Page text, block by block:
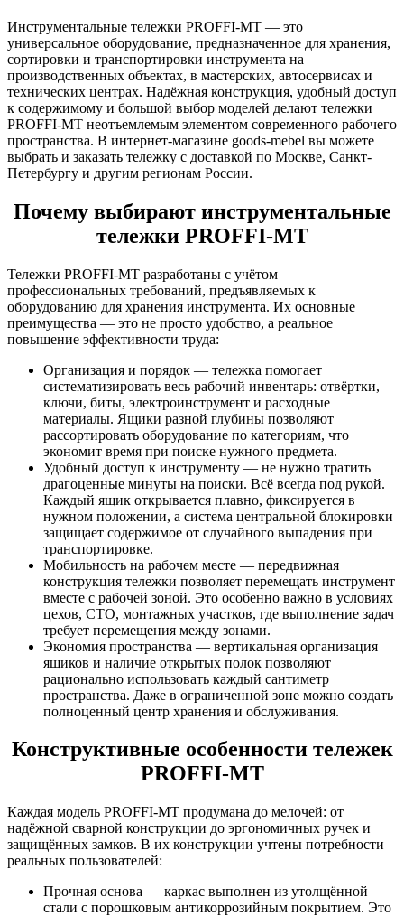
Инструментальные тележки PROFFI-MT — это
универсальное оборудование, предназначенное для хранения,
сортировки и транспортировки инструмента на
производственных объектах, в мастерских, автосервисах и
технических центрах. Надёжная конструкция, удобный доступ
к содержимому и большой выбор моделей делают тележки
PROFFI-MT неотъемлемым элементом современного рабочего
пространства. В интернет-магазине goods-mebel вы можете
выбрать и заказать тележку с доставкой по Москве, Санкт-
Петербургу и другим регионам России.
Почему выбирают инструментальные
тележки PROFFI-MT
Тележки PROFFI-MT разработаны с учётом
профессиональных требований, предъявляемых к
оборудованию для хранения инструмента. Их основные
преимущества — это не просто удобство, а реальное
повышение эффективности труда:
Организация и порядок — тележка помогает
систематизировать весь рабочий инвентарь: отвёртки,
ключи, биты, электроинструмент и расходные
материалы. Ящики разной глубины позволяют
рассортировать оборудование по категориям, что
экономит время при поиске нужного предмета.
Удобный доступ к инструменту — не нужно тратить
драгоценные минуты на поиски. Всё всегда под рукой.
Каждый ящик открывается плавно, фиксируется в
нужном положении, а система центральной блокировки
защищает содержимое от случайного выпадения при
транспортировке.
Мобильность на рабочем месте — передвижная
конструкция тележки позволяет перемещать инструмент
вместе с рабочей зоной. Это особенно важно в условиях
цехов, СТО, монтажных участков, где выполнение задач
требует перемещения между зонами.
Экономия пространства — вертикальная организация
ящиков и наличие открытых полок позволяют
рационально использовать каждый сантиметр
пространства. Даже в ограниченной зоне можно создать
полноценный центр хранения и обслуживания.
Конструктивные особенности тележек
PROFFI-MT
Каждая модель PROFFI-MT продумана до мелочей: от
надёжной сварной конструкции до эргономичных ручек и
защищённых замков. В их конструкции учтены потребности
реальных пользователей:
Прочная основа — каркас выполнен из утолщённой
стали с порошковым антикоррозийным покрытием. Это